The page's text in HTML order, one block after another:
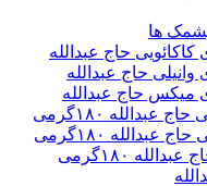
ها
حاج عبدالله
حاج عبدالله
میکس حاج عبدالله
۱۸۰گرمی
عبدالله ۱۸۰گرمی
۱۸۰گرمی